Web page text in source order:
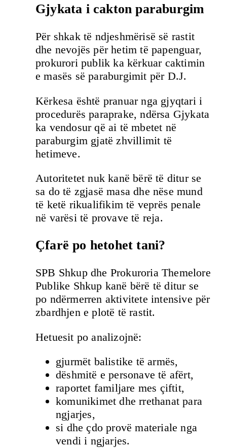
Gjykata i cakton paraburgim
Për shkak të ndjeshmërisë së rastit
dhe nevojës për hetim të papenguar,
prokurori publik ka kërkuar caktimin
e masës së paraburgimit për D.J.
Kërkesa është pranuar nga gjyqtari i
procedurës paraprake, ndërsa Gjykata
ka vendosur që ai të mbetet në
paraburgim gjatë zhvillimit të
hetimeve.
Autoritetet nuk kanë bërë të ditur se
sa do të zgjasë masa dhe nëse mund
të ketë rikualifikim të veprës penale
në varësi të provave të reja.
Çfarë po hetohet tani?
SPB Shkup dhe Prokuroria Themelore
Publike Shkup kanë bërë të ditur se
po ndërmerren aktivitete intensive për
zbardhjen e plotë të rastit.
Hetuesit po analizojnë:
gjurmët balistike të armës,
dëshmitë e personave të afërt,
raportet familjare mes çiftit,
komunikimet dhe rrethanat para
ngjarjes,
si dhe çdo provë materiale nga
vendi i ngjarjes.